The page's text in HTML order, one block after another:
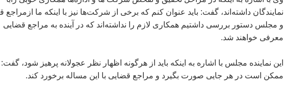
نمايندگان داشته‌اند، گفت: بايد عنوان کنم که برخی از شرکت‌‌‌ها نيز با اينکه ما ازمراجع
و مجلس دستور بررسی داشتيم همکاری لازم را نداشته‌اند که در آينده به مراجع قضايی
معرفی خواهند شد.
اين نماينده مجلس با اشاره به اينکه بايد از هرگونه اظهار نظر عجولانه پرهيز شود،
ممکن است در هر جايی صورت بگيرد و مراجع قضايی با اين مساله برخورد کند.